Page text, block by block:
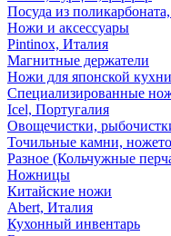
Посуда из
Ножи и аксессуары
Pintinox, Италия
Магнитные держатели
Ножи для японской кухни
Специализированные
Icel, Португалия
Овощечистки,
Точильные камни,
Разное (Кольчужные
Ножницы
Китайские ножи
Abert, Италия
Кухонный инвентарь